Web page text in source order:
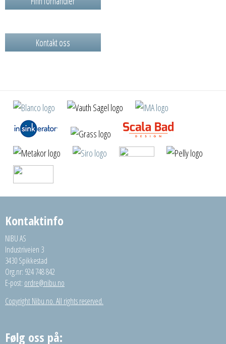
Kontakt oss
Kontaktinfo
NIBU AS
Industriveien 3
3430 Spikkestad
Org.nr: 924 748 842
E-post: ordre@nibu.no
Copyright Nibu.no. All rights reserved.
Følg oss på: